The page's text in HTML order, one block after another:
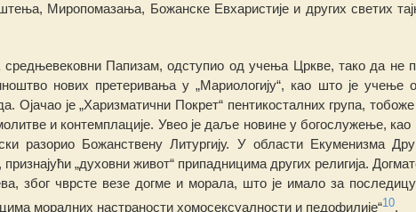
тења, Миропомазања, Божанске Евхаристије и других светих
Папизам, одступио од учења Цркве, тако да не
нових претеривања у „Мариологију“, као што је учење
Ојачао је „Харизматични Покрет“ пентикосталних група,
и контемплације. Увео је даље новине у богослужење,
разорио Божанствену Литургију. У области Екуменизма
„духовни живот“ припадницима других религија.
због чврсте везе догме и морала, што је имало за
моралних настраности хомосексуалности и педофилије“10.